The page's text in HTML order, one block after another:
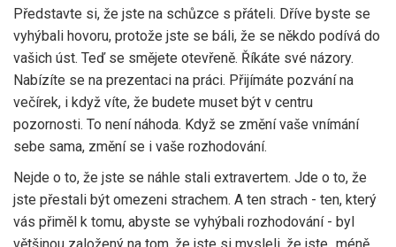
Představte si, že jste na schůzce s přáteli. Dříve byste se
vyhýbali hovoru, protože jste se báli, že se někdo podívá do
vašich úst. Teď se smějete otevřeně. Říkáte své názory.
Nabízíte se na prezentaci na práci. Přijímáte pozvání na
večírek, i když víte, že budete muset být v centru
pozornosti. To není náhoda. Když se změní vaše vnímání
sebe sama, změní se i vaše rozhodování.
Nejde o to, že jste se náhle stali extravertem. Jde o to, že
jste přestali být omezeni strachem. A ten strach - ten, který
vás přiměl k tomu, abyste se vyhýbali rozhodování - byl